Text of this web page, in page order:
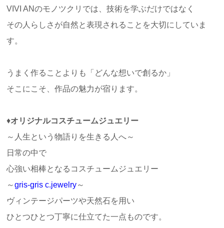
VIVI ANのモノツクリでは、技術を学ぶだけではなく
その人らしさが自然と表現されることを大切にしていま
す。
うまく作ることよりも「どんな想いで創るか」
そこにこそ、作品の魅力が宿ります。
♦オリジナルコスチュームジュエリー
～人生という物語りを生きる人へ～
日常の中で
心強い相棒となるコスチュームジュエリー
～gris-gris c.jewelry～
ヴィンテージパーツや天然石を用い
ひとつひとつ丁寧に仕立てた一点ものです。